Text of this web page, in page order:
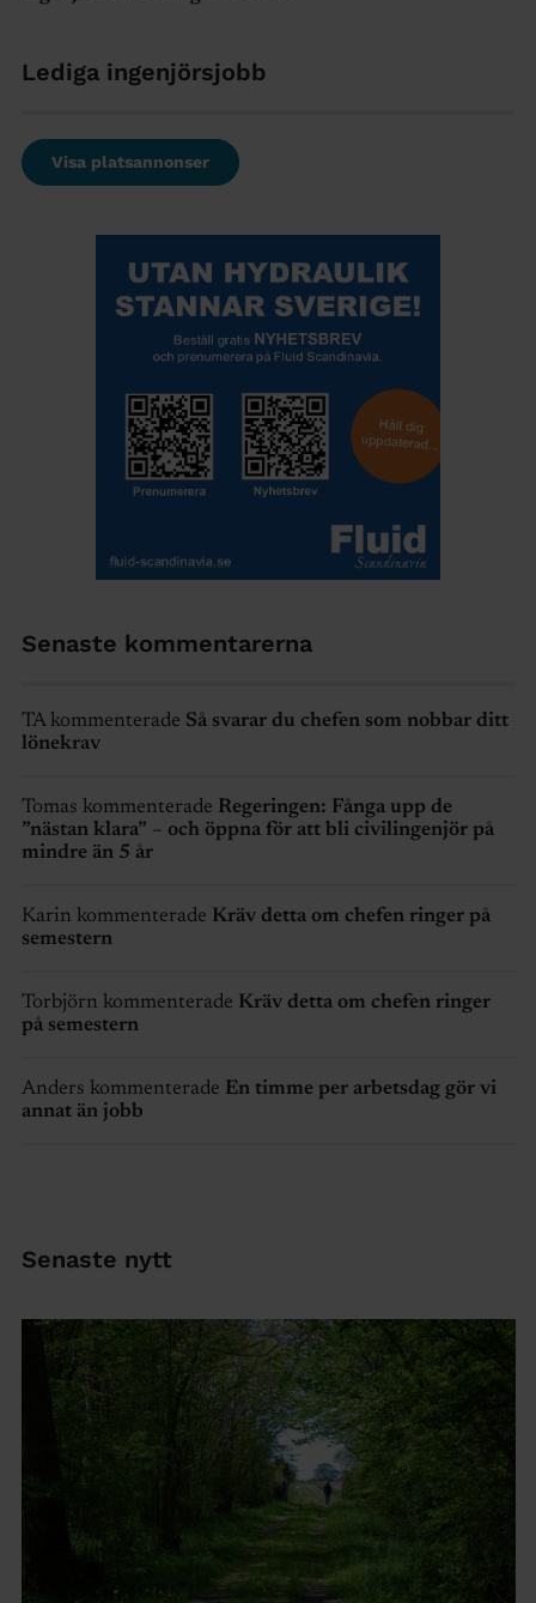
Lediga ingenjörsjobb
Visa platsannonser
Senaste kommentarerna
TA kommenterade Så svarar du chefen som nobbar ditt
lönekrav
Tomas kommenterade Regeringen: Fånga upp de
”nästan klara” – och öppna för att bli civilingenjör på
mindre än 5 år
Karin kommenterade Kräv detta om chefen ringer på
semestern
Torbjörn kommenterade Kräv detta om chefen ringer
på semestern
Anders kommenterade En timme per arbetsdag gör vi
annat än jobb
Senaste nytt